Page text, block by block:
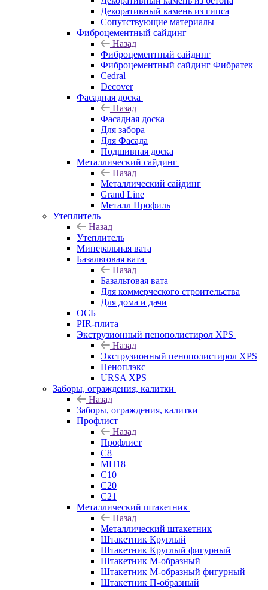
Декоративный камень из гипса
Сопутствующие материалы
Фиброцементный сайдинг
Назад
Фиброцементный сайдинг
Фиброцементный сайдинг Фибратек
Cedral
Decover
Фасадная доска
Назад
Фасадная доска
Для забора
Для Фасада
Подшивная доска
Металлический сайдинг
Назад
Металлический сайдинг
Grand Line
Металл Профиль
Утеплитель
Назад
Утеплитель
Минеральная вата
Базальтовая вата
Назад
Базальтовая вата
Для коммерческого строительства
Для дома и дачи
ОСБ
PIR-плита
Экструзионный пенополистирол XPS
Назад
Экструзионный пенополистирол XPS
Пеноплэкс
URSA XPS
Заборы, ограждения, калитки
Назад
Заборы, ограждения, калитки
Профлист
Назад
Профлист
С8
МП18
С10
С20
С21
Металлический штакетник
Назад
Металлический штакетник
Штакетник Круглый
Штакетник Круглый фигурный
Штакетник М-образный
Штакетник М-образный фигурный
Штакетник П-образный